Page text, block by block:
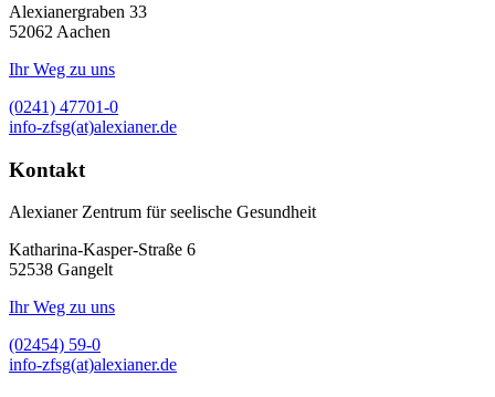
Alexianergraben 33
52062 Aachen
Ihr Weg zu uns
(0241) 47701-0
info-zfsg(at)alexianer.de
Kontakt
Alexianer Zentrum für seelische Gesundheit
Katharina-Kasper-Straße 6
52538 Gangelt
Ihr Weg zu uns
(02454) 59-0
info-zfsg(at)alexianer.de